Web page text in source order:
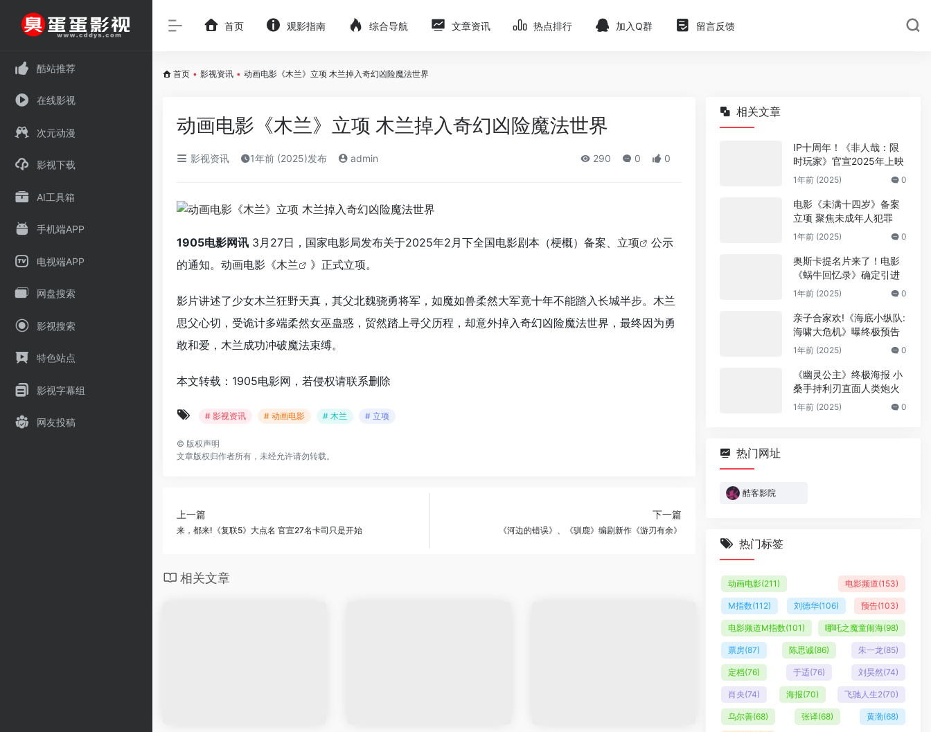
酷站推荐
在线影视
次元动漫
影视下载
AI工具箱
手机端APP
电视端APP
网盘搜索
影视搜索
特色站点
影视字幕组
网友投稿
首页 观影指南 综合导航 文章资讯 热点排行 加入Q群 留言反馈
首页 • 影视资讯 • 动画电影《木兰》立项 木兰掉入奇幻凶险魔法世界
动画电影《木兰》立项 木兰掉入奇幻凶险魔法世界
影视资讯 1年前 (2025)发布 admin 290 0 0
1905电影网讯 3月27日，国家电影局发布关于2025年2月下全国电影剧本（梗概）备案、 立项
公示
的通知。动画电影《木兰 》正式立项。
影片讲述了少女木兰狂野天真，其父北魏骁勇将军，如魔如兽柔然大军竟十年不能踏入长城半步。 木兰
思父心切，受诡计多端柔然女巫蛊惑，贸然踏上寻父历程，却意外掉入奇幻凶险魔法世界，最终因为勇
敢和爱，木兰成功冲破魔法束缚。
本文转载：1905电影网，若侵权请联系删除
# 影视资讯 # 动画电影 # 木兰 # 立项
© 版权声明
文章版权归作者所有，未经允许请勿转载。
上一篇
来，都来!《复联5》大点名 官宣27名卡司只是开始
下一篇
《河边的错误》、《驯鹿》编剧新作《游刃有余》
相关文章
相关文章
IP十周年！《非人哉：限
时玩家》官宣2025年上映
1年前 (2025) 0
电影《未满十四岁》备案
立项 聚焦未成年人犯罪
1年前 (2025) 0
奥斯卡提名片来了！电影
《蜗牛回忆录》确定引进
1年前 (2025) 0
亲子合家欢!《海底小纵队:
海啸大危机》曝终极预告
1年前 (2025) 0
《幽灵公主》终极海报 小
桑手持利刃直面人类炮火
1年前 (2025) 0
热门网址
酷客影院
热门标签
动画电影(211) 电影频道(153)
M指数(112) 刘德华(106) 预告(103)
电影频道M指数(101) 哪吒之魔童闹海(98)
票房(87) 陈思诚(86) 朱一龙(85)
定档(76) 于适(76) 刘昊然(74)
肖央(74) 海报(70) 飞驰人生2(70)
乌尔善(68) 张译(68) 黄渤(68)